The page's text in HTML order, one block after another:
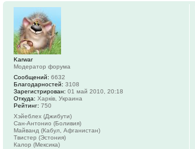
Karwar
Модератор форума
Сообщений: 6632
Благодарностей: 3108
Зарегистрирован: 01 май 2010, 20:18
Откуда: Харків, Украина
Рейтинг: 750
Хэйеблех (Джибути)
Сан-Антонио (Боливия)
Майванд (Кабул, Афганистан)
Твистер (Эстония)
Калор (Мексика)